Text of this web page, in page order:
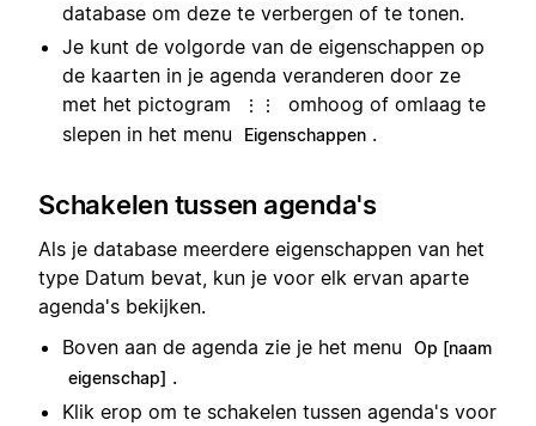
database om deze te verbergen of te tonen.
Je kunt de volgorde van de eigenschappen op
de kaarten in je agenda veranderen door ze
met het pictogram
⋮⋮
omhoog of omlaag te
slepen in het menu
Eigenschappen .
Schakelen tussen agenda's
Als je database meerdere eigenschappen van het
type Datum bevat, kun je voor elk ervan aparte
agenda's bekijken.
Boven aan de agenda zie je het menu
Op [naam
eigenschap] .
Klik erop om te schakelen tussen agenda's voor